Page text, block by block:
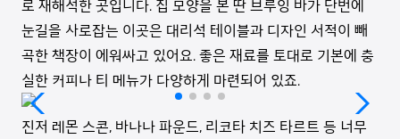
로 재해석한 곳입니다. 집 모양을 본 딴 브루잉 바가 단번에
눈길을 사로잡는 이곳은 대리석 테이블과 디자인 서적이 빼
곡한 책장이 에워싸고 있어요. 좋은 재료를 토대로 기본에 충
실한 커피나 티 메뉴가 다양하게 마련되어 있죠.
진저 레몬 스콘, 바나나 파운드, 리코타 치즈 타르트 등 너무